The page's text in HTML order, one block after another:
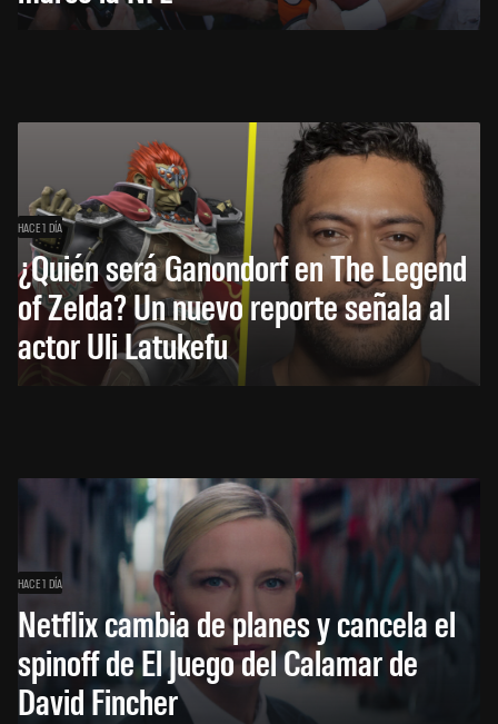
HACE 1 DÍA
¿Quién será Ganondorf en The Legend
of Zelda? Un nuevo reporte señala al
actor Uli Latukefu
HACE 1 DÍA
Netflix cambia de planes y cancela el
spinoff de El Juego del Calamar de
David Fincher